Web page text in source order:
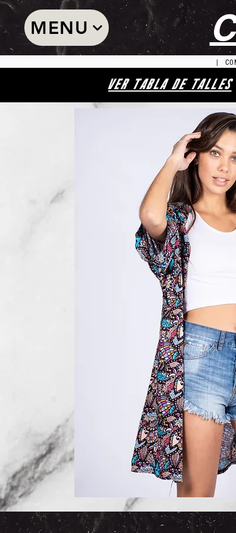
MENU
|
VER TABLA DE TALLES